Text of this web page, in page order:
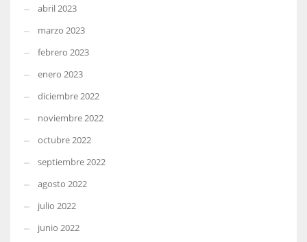
abril 2023
marzo 2023
febrero 2023
enero 2023
diciembre 2022
noviembre 2022
octubre 2022
septiembre 2022
agosto 2022
julio 2022
junio 2022